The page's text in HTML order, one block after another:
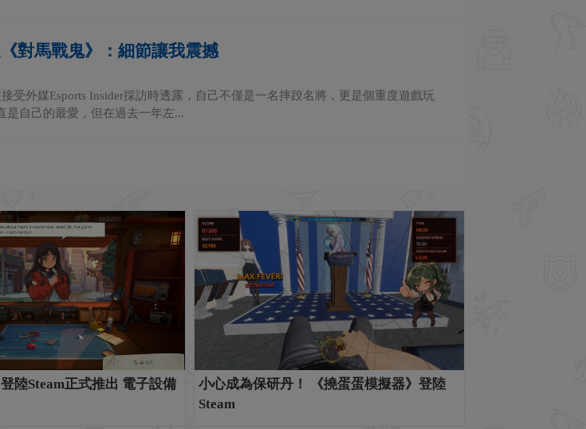
對馬戰鬼》：細節讓我震撼
受外媒Esports Insider採訪時透露，自己不僅是一名摔跤名將，更是個重度遊戲玩
是自己的最愛，但在過去一年左...
登陸Steam正式推出 電子設備
小心成為保研丹！ 《撓蛋蛋模擬器》登陸
Steam